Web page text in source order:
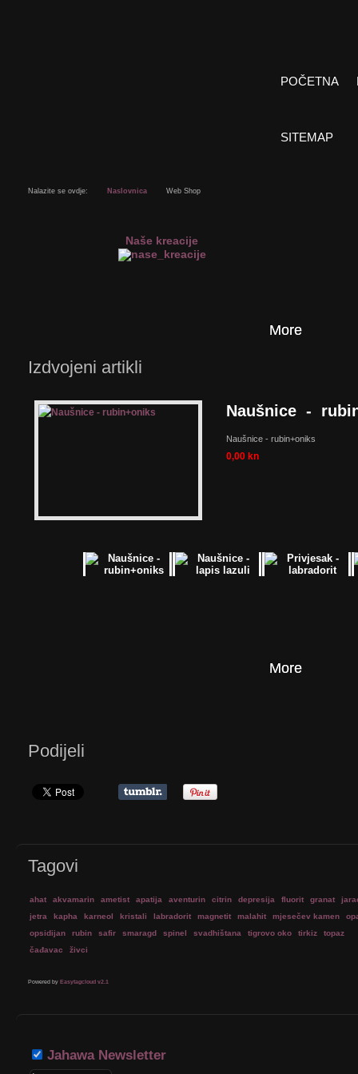
POČETNA
SITEMAP
Nalazite se ovdje: Naslovnica Web Shop
Naše kreacije
More
More
Izdvojeni artikli
Naušnice -
Naušnice - rubin+oniks
0,00 kn
Naušnice -lapis lazuli
0,00 kn
Privjesak - opal
0,00 kn
Privjesak -
More
More
Podijeli
Tagovi
ahat akvamarin ametist apatija aventurin citrin depresija fluorit granat
jetra
kapha karneol kristali labradorit magnetit malahit mjesečev kamen
opsidijan
rubin safir smaragd spinel svadhištana tigrovo oko tirkiz
topaz
čađavac
živci
Powered by Easytagcloud v2.1
Jahawa Newsletter